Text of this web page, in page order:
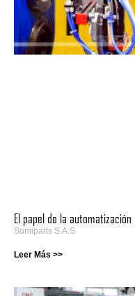
El papel de la
Sumiparts S.A.S
Leer Más >>